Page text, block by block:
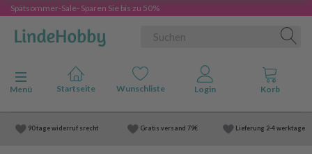
Spätsommer-Sale- Sparen Sie bis zu 50%
Anzeige ändern
Menü
90 tage widerruf srecht Gratis versand 79€ Lieferung 2-4 werktage